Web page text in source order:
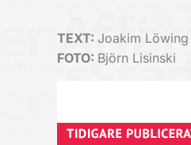
TEXT: Joakim Löwing
FOTO: Björn Lisinski